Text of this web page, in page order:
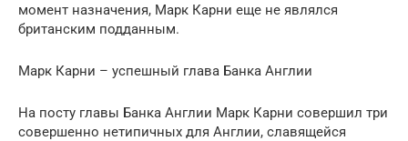
момент назначения, Марк Карни еще не являлся
британским подданным.
Марк Карни – успешный глава Банка Англии
На посту главы Банка Англии Марк Карни совершил три
совершенно нетипичных для Англии, славящейся